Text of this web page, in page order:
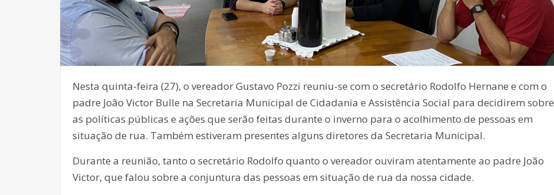
Nesta quinta-feira (27), o vereador Gustavo Pozzi reuniu-se com o secretário Rodolfo Hernane e com o
padre João Victor Bulle na Secretaria Municipal de Cidadania e Assistência Social para decidirem sobre
as políticas públicas e ações que serão feitas durante o inverno para o acolhimento de pessoas em
situação de rua. Também estiveram presentes alguns diretores da Secretaria Municipal.
Durante a reunião, tanto o secretário Rodolfo quanto o vereador ouviram atentamente ao padre João
Victor, que falou sobre a conjuntura das pessoas em situação de rua da nossa cidade.